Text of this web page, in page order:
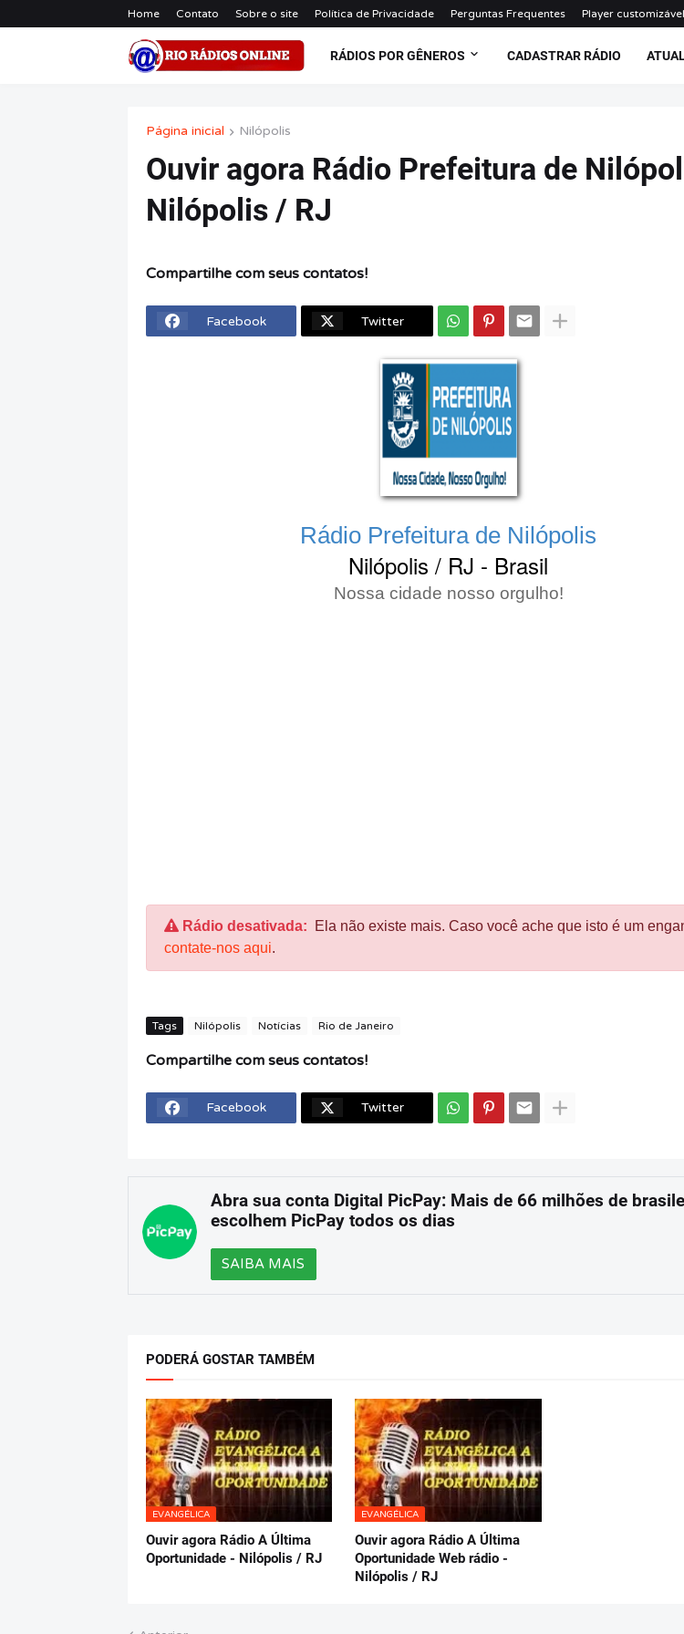
Home Contato Sobre o site Política de Privacidade Perguntas Frequentes Player
RÁDIOS POR GÊNEROS CADASTRAR RÁDIO
Página inicial Nilópolis
Ouvir agora Rádio Prefeitura de
Nilópolis / RJ
Compartilhe com seus contatos!
Facebook Twitter
Rádio Prefeitura de Nilópolis
Nilópolis / RJ - Brasil
Nossa cidade nosso orgulho!
Rádio desativada: Ela não existe mais. Caso você ache que isto é um
contate-nos aqui.
Tags Nilópolis Notícias Rio de Janeiro
Compartilhe com seus contatos!
Facebook Twitter
Abra sua conta Digital PicPay: Mais de 66 milhões de
escolhem PicPay todos os dias
SAIBA MAIS
PODERÁ GOSTAR TAMBÉM
EVANGÉLICA
Ouvir agora Rádio A Última
Oportunidade - Nilópolis / RJ
EVANGÉLICA
Ouvir agora Rádio A Última
Oportunidade Web rádio -
Nilópolis / RJ